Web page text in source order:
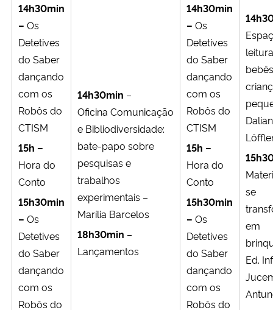
14h30min
– Os
Detetives
do Saber
dançando
com os
Robôs do
CTISM
15h –
Hora do
Conto
15h30min
– Os
Detetives
do Saber
dançando
com os
Robôs do
14h30min –
Oficina Comunicação
e Bibliodiversidade:
bate-papo sobre
pesquisas e
trabalhos
experimentais –
Marília Barcelos
18h30min –
Lançamentos
14h30min
– Os
Detetives
do Saber
dançando
com os
Robôs do
CTISM
15h –
Hora do
Conto
15h30min
– Os
Detetives
do Saber
dançando
com os
Robôs do
se
em
Ed.